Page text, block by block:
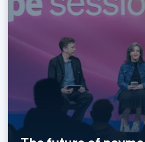
アイルランド
English
简体中文